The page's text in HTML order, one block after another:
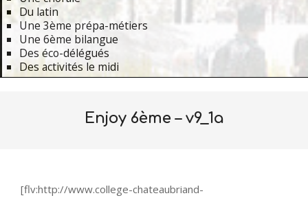
Du latin
Une 3ème prépa-métiers
Une 6ème bilangue
Des éco-délégués
Des activités le midi
Enjoy 6ème – v9_1a
[flv:http://www.college-chateaubriand-